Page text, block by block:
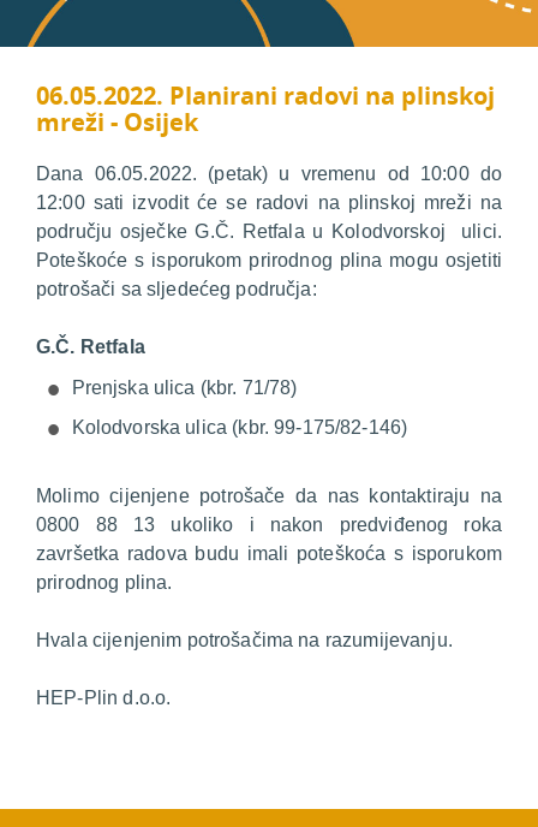
06.05.2022. Planirani radovi na plinskoj
mreži - Osijek
Dana 06.05.2022. (petak) u vremenu od 10:00 do
12:00 sati izvodit će se radovi na plinskoj mreži na
području osječke G.Č. Retfala u Kolodvorskoj ulici.
Poteškoće s isporukom prirodnog plina mogu osjetiti
potrošači sa sljedećeg područja:
G.Č. Retfala
Prenjska ulica (kbr. 71/78)
Kolodvorska ulica (kbr. 99-175/82-146)
Molimo cijenjene potrošače da nas kontaktiraju na
0800 88 13 ukoliko i nakon predviđenog roka
završetka radova budu imali poteškoća s isporukom
prirodnog plina.
Hvala cijenjenim potrošačima na razumijevanju.
HEP-Plin d.o.o.